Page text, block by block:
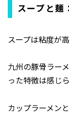
スープと麺
スープは粘度が
九州の豚骨ラー
った特徴は感じ
カップラーメン